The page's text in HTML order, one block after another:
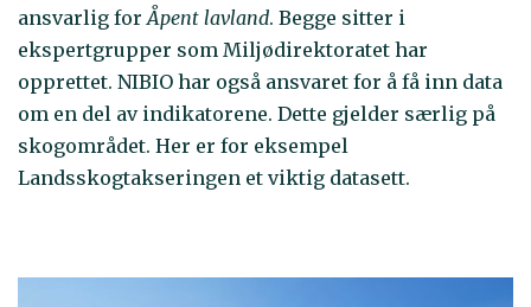
ansvarlig forÅpent lavland. Begge sitter i
ekspertgrupper som Miljødirektoratet har
opprettet. NIBIO har også ansvaret for å få inn data
om en del av indikatorene. Dette gjelder særlig på
skogområdet. Her er for eksempel
Landsskogtakseringen et viktig datasett.